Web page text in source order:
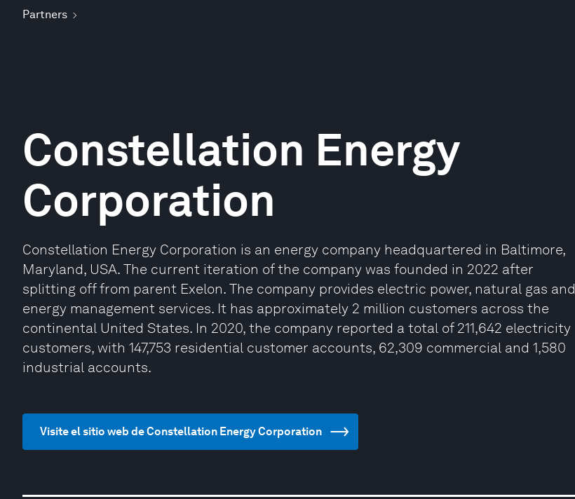
Partners
Constellation Energy
Corporation
Constellation Energy Corporation is an energy company headquartered in Baltimore,
Maryland, USA. The current iteration of the company was founded in 2022 after
splitting off from parent Exelon. The company provides electric power, natural gas and
energy management services. It has approximately 2 million customers across the
continental United States. In 2020, the company reported a total of 211,642 electricity
customers, with 147,753 residential customer accounts, 62,309 commercial and 1,580
industrial accounts.
Visite el sitio web de Constellation Energy Corporation